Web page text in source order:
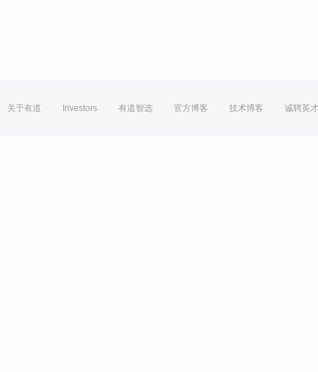
关于有道 Investors 有道智选 官方博客 技术博客 诚聘英才